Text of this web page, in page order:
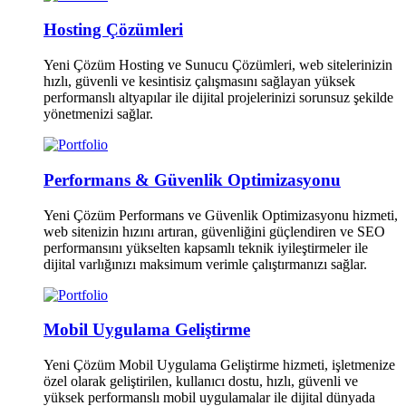
Hosting Çözümleri
Yeni Çözüm Hosting ve Sunucu Çözümleri, web sitelerinizin
hızlı, güvenli ve kesintisiz çalışmasını sağlayan yüksek
performanslı altyapılar ile dijital projelerinizi sorunsuz şekilde
yönetmenizi sağlar.
Performans & Güvenlik Optimizasyonu
Yeni Çözüm Performans ve Güvenlik Optimizasyonu hizmeti,
web sitenizin hızını artıran, güvenliğini güçlendiren ve SEO
performansını yükselten kapsamlı teknik iyileştirmeler ile
dijital varlığınızı maksimum verimle çalıştırmanızı sağlar.
Mobil Uygulama Geliştirme
Yeni Çözüm Mobil Uygulama Geliştirme hizmeti, işletmenize
özel olarak geliştirilen, kullanıcı dostu, hızlı, güvenli ve
yüksek performanslı mobil uygulamalar ile dijital dünyada